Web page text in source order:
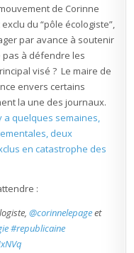
de Corinne
du “pôle écologiste”,
par avance à soutenir
pas à défendre les
visé ? Le maire de
envers certains
la une des journaux.
a quelques semaines,
deux
en catastrophe des
:
@corinnelepageet
#republicaine